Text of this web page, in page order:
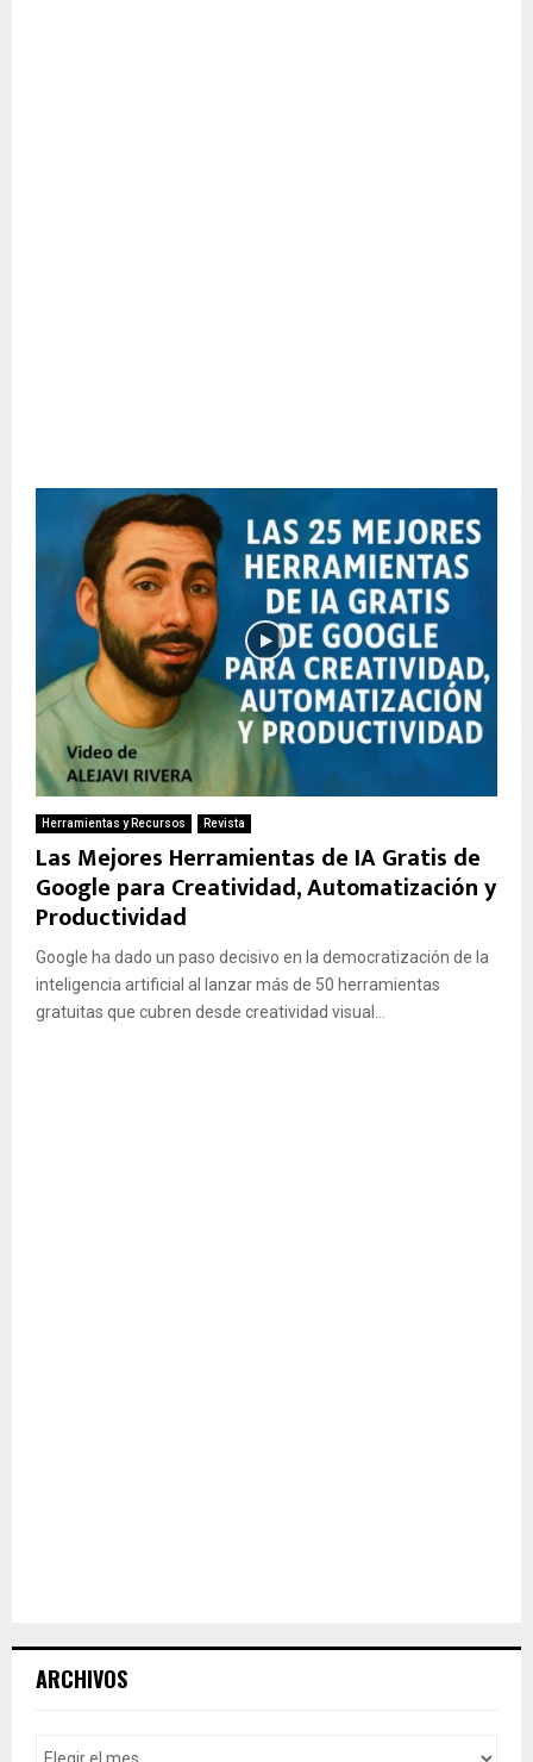
Herramientas y Recursos Revista
Las Mejores Herramientas de IA Gratis de
Google para Creatividad, Automatización y
Productividad
Google ha dado un paso decisivo en la democratización de la
inteligencia artificial al lanzar más de 50 herramientas
gratuitas que cubren desde creatividad visual...
ARCHIVOS